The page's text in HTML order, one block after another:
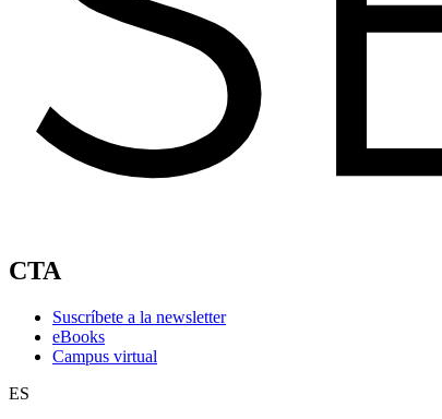
CTA
Suscríbete a la newsletter
eBooks
Campus virtual
ES